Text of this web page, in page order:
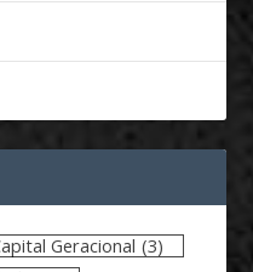
Geracional (3)